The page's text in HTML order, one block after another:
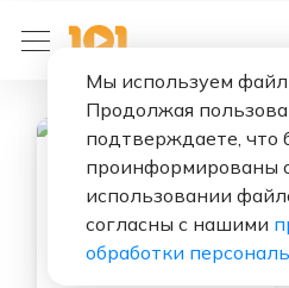
Мы используем
Продолжая
подтверждаете, что
проинформированы
использовании
согласны с нашими
обработки